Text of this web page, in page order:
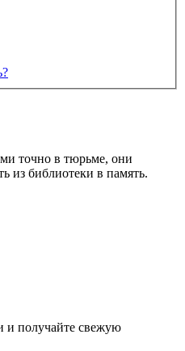
точно в тюрьме, они
из библиотеки в память.
и получайте свежую